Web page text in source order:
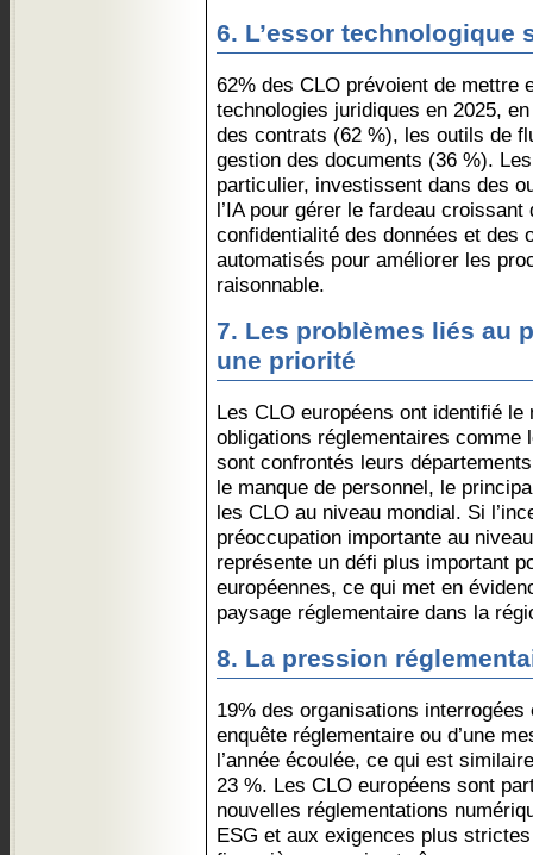
6. L’essor technologique
62% des CLO prévoient de mettre
technologies juridiques en 2025,
des contrats (62 %), les outils de
gestion des documents (36 %).
particulier, investissent dans des
l’IA pour gérer le fardeau
confidentialité des données et des
automatisés pour améliorer les
raisonnable.
7. Les problèmes liés au
une priorité
Les CLO européens ont identifié le
obligations réglementaires comme
sont confrontés leurs
le manque de personnel, le
les CLO au niveau mondial. Si
préoccupation importante au
représente un défi plus important
européennes, ce qui met en
paysage réglementaire dans la
8. La pression
19% des organisations interrogées
enquête réglementaire ou d’une
l’année écoulée, ce qui est
23 %. Les CLO européens sont
nouvelles réglementations
ESG et aux exigences plus